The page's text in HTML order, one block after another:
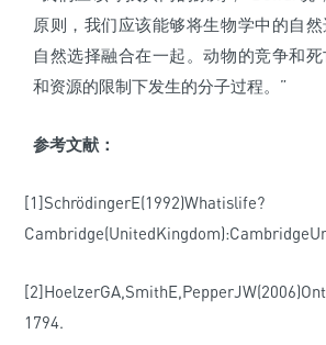
原则，我们应该能够将生物学中的自
自然选择融合在一起。动物的竞争和
和资源的限制下发生的分子过程。”
参考文献：
[1]SchrödingerE(1992)Whatislife?
1794.